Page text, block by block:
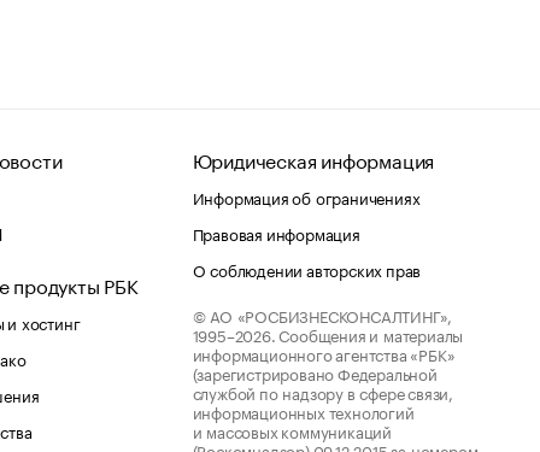
продукты РБК
хостинг
Юридическая информация
Информация об ограничениях
Правовая информация
О соблюдении авторских прав
© АО «РОСБИЗНЕСКОНСАЛТИНГ»,
1995–2026. Сообщения и материалы
информационного агентства «РБК»
(зарегистрировано Федеральной
службой по надзору в сфере связи,
информационных технологий
и массовых коммуникаций